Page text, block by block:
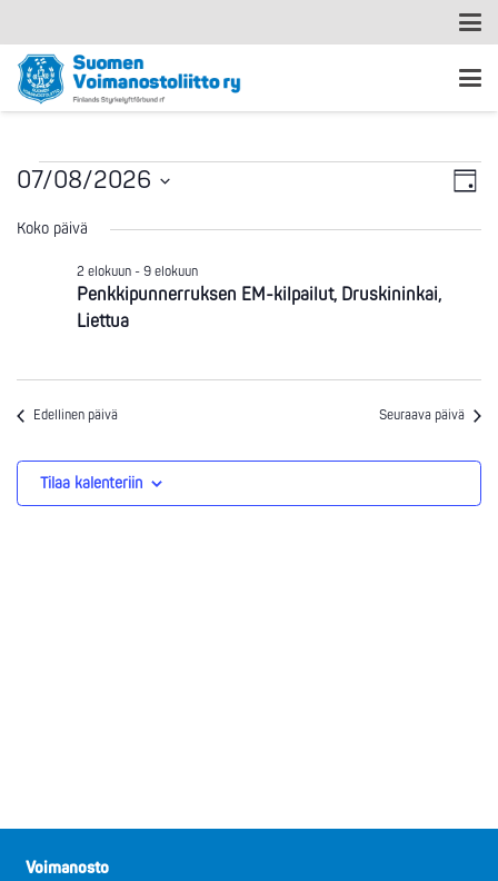
Tapahtumat
for
7.8.2026
Päivä
07/08/2026
päivä.
Koko päivä
Penkkipunnerruksen EM-kilpailut, Druskininkai,
Liettua
2 elokuun - 9 elokuun
Edellinen päivä Seuraava päivä
Tilaa kalenteriin
Voimanosto